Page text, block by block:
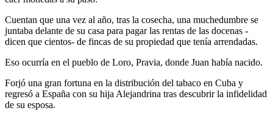
Cuentan que una vez al año, tras la cosecha, una muchedumbre se
juntaba delante de su casa para pagar las rentas de las docenas -
dicen que cientos- de fincas de su propiedad que tenía arrendadas.
Eso ocurría en el pueblo de Loro, Pravia, donde Juan había nacido.
Forjó una gran fortuna en la distribución del tabaco en Cuba y
regresó a España con su hija Alejandrina tras descubrir la infidelidad
de su esposa.